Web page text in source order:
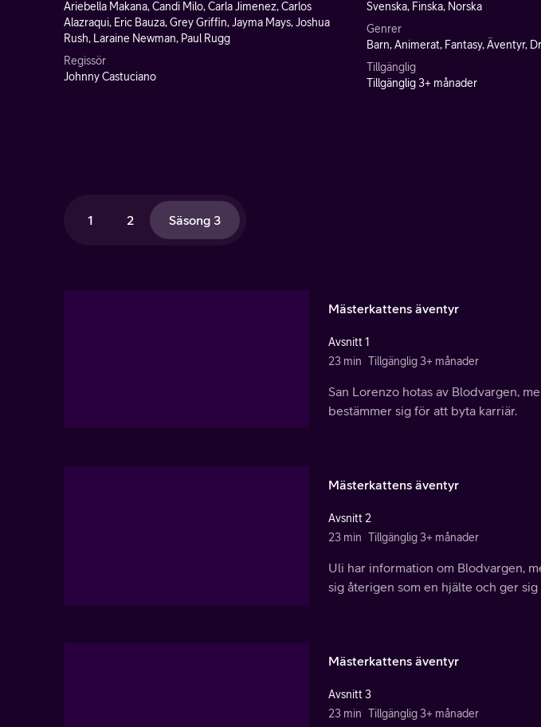
Ariebella Makana, Candi Milo, Carla Jimenez, Carlos
Alazraqui, Eric Bauza, Grey Griffin, Jayma Mays, Joshua
Rush, Laraine Newman, Paul Rugg
Regissör
Johnny Castuciano
Svenska, Finska, Norska
Genrer
Barn, Animerat, Fantasy, Äventyr,
Tillgänglig
Tillgänglig 3+ månader
1 2 Säsong 3
Mästerkattens äventyr
Avsnitt 1
23 min Tillgänglig 3+ månader
San Lorenzo hotas av Blodvargen,
bestämmer sig för att byta karriär.
Mästerkattens äventyr
Avsnitt 2
23 min Tillgänglig 3+ månader
Uli har information om Blodvargen,
sig återigen som en hjälte och ger
Mästerkattens äventyr
Avsnitt 3
23 min Tillgänglig 3+ månader